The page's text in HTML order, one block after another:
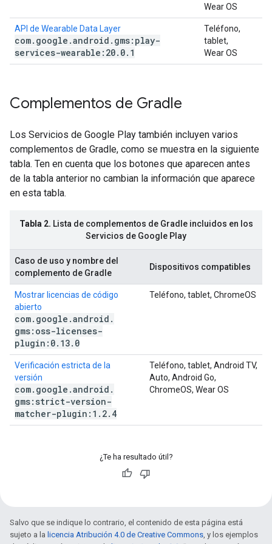
Wear OS
API de Wearable Data Layer
com. google .android . gms:play-
services-wearable:20. 0. 1
Teléfono,
tablet,
Wear OS
Complementos de Gradle
Los Servicios de Google Play también incluyen varios
complementos de Gradle, como se muestra en la siguiente
tabla. Ten en cuenta que los botones que aparecen antes
de la tabla anterior no cambian la información que aparece
en esta tabla.
Tabla 2. Lista de complementos de Gradle incluidos en los
Servicios de Google Play
Caso de uso y nombre del
complemento de Gradle
Dispositivos compatibles
Mostrar licencias de código
abierto
com. google .android .
gms:oss-licenses-
plugin:0. 13. 0
Teléfono, tablet, ChromeOS
Verificación estricta de la
versión
com. google .android .
gms:strict-version-
matcher-plugin:1 . 2. 4
Teléfono, tablet, Android TV,
Auto, Android Go,
ChromeOS, Wear OS
¿Te ha resultado útil?
Salvo que se indique lo contrario, el contenido de esta página está
sujeto a la licencia Atribución 4.0 de Creative Commons, y los ejemplos